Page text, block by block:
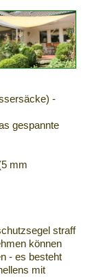
-
gespannte
mm
straff
können
- es besteht
mit